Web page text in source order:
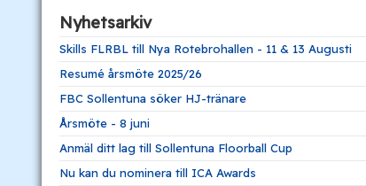
Nyhetsarkiv
Skills FLRBL till Nya Rotebrohallen - 11 & 13 Augusti
Resumé årsmöte 2025/26
FBC Sollentuna söker HJ-tränare
Årsmöte - 8 juni
Anmäl ditt lag till Sollentuna Floorball Cup
Nu kan du nominera till ICA Awards